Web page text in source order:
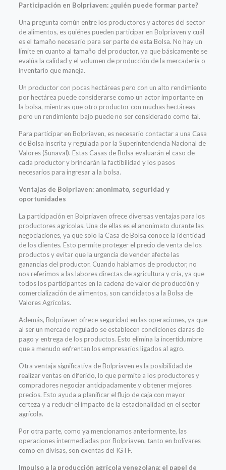
Participación en Bolpriaven: ¿quién puede formar parte?
Una pregunta común entre los productores y actores del sector
de alimentos, es quiénes pueden participar en Bolpriaven y cuál
es el tamaño necesario para ser parte de esta Bolsa. No hay un
límite en cuanto al tamaño del productor, ya que básicamente se
evalúa la calidad y el volumen de producción de la mercadería o
inventario que maneja.
Un productor con pocas hectáreas pero con un alto rendimiento
por hectárea puede considerarse como un actor importante en
la bolsa, mientras que otro productor con muchas hectáreas
pero un rendimiento bajo puede no ser considerado como tal.
Para participar en Bolpriaven, es necesario contactar a una Casa
de Bolsa inscrita y regulada por la Superintendencia Nacional de
Valores (Sunaval). Estas Casas de Bolsa evaluarán el caso de
cada productor y brindarán la factibilidad y los pasos
necesarios para ingresar a la bolsa.
Ventajas de Bolpriaven: anonimato, seguridad y
oportunidades
La participación en Bolpriaven ofrece diversas ventajas para los
productores agrícolas. Una de ellas es el anonimato durante las
negociaciones, ya que solo la Casa de Bolsa conoce la identidad
de los clientes. Esto permite proteger el precio de venta de los
productos y evitar que la urgencia de vender afecte las
ganancias del productor. Cuando hablamos de productor, no
nos referimos a las labores directas de agricultura y cría, ya que
todos los participantes en la cadena de valor de producción y
comercialización de alimentos, son candidatos a la Bolsa de
Valores Agrícolas.
Además, Bolpriaven ofrece seguridad en las operaciones, ya que
al ser un mercado regulado se establecen condiciones claras de
pago y entrega de los productos. Esto elimina la incertidumbre
que a menudo enfrentan los empresarios ligados al agro.
Otra ventaja significativa de Bolpriaven es la posibilidad de
realizar ventas en diferido, lo que permite a los productores y
compradores negociar anticipadamente y obtener mejores
precios. Esto ayuda a planificar el flujo de caja con mayor
certeza y a reducir el impacto de la estacionalidad en el sector
agrícola.
Por otra parte, como ya mencionamos anteriormente, las
operaciones intermediadas por Bolpriaven, tanto en bolívares
como en divisas, son exentas del IGTF.
Impulso a la producción agrícola venezolana: el papel de